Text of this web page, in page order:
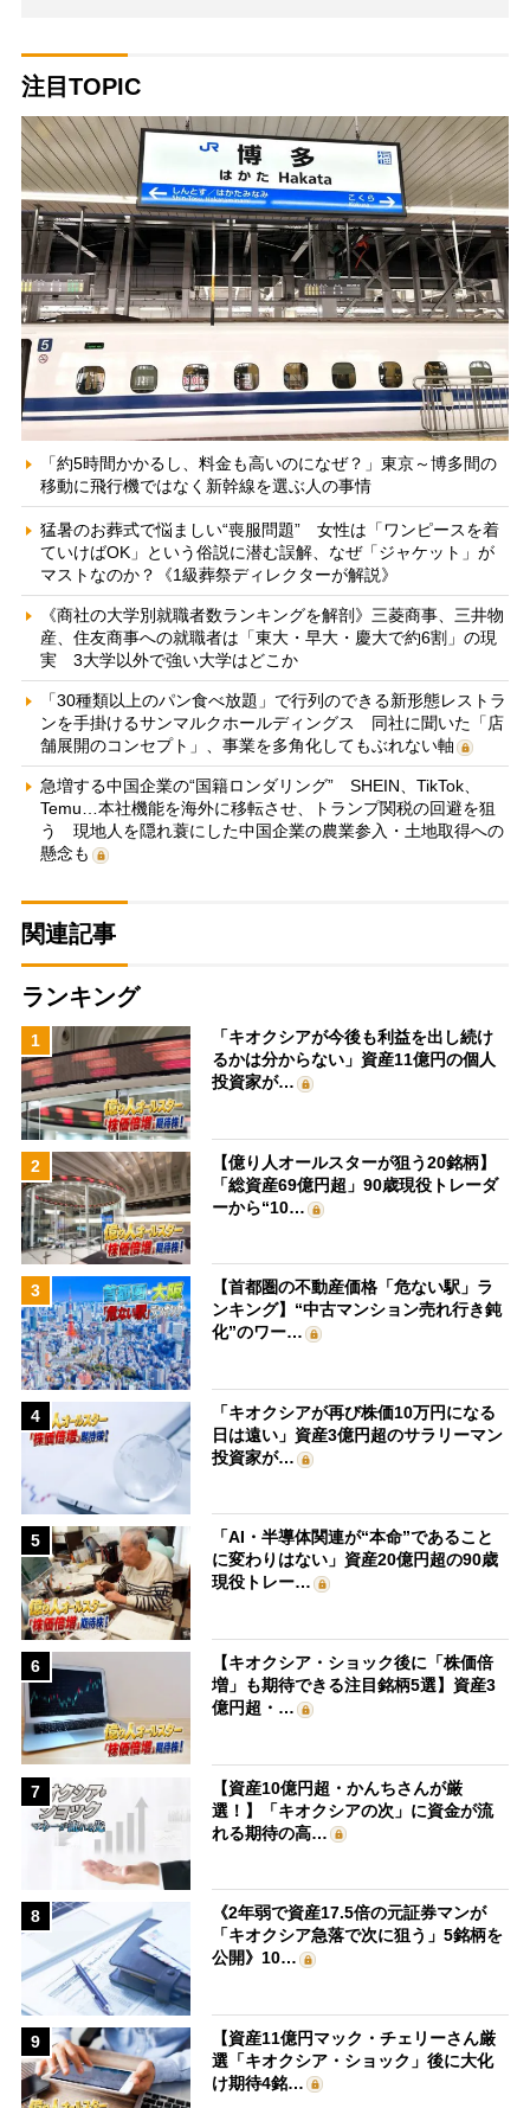
注目TOPIC
「約5時間かかるし、料金も高いのになぜ？」東京～博多間の
移動に飛行機ではなく新幹線を選ぶ人の事情
猛暑のお葬式で悩ましい“喪服問題” 女性は「ワンピースを着
ていけばOK」という俗説に潜む誤解、なぜ「ジャケット」が
マストなのか？《1級葬祭ディレクターが解説》
《商社の大学別就職者数ランキングを解剖》三菱商事、三井物
産、住友商事への就職者は「東大・早大・慶大で約6割」の現
実 3大学以外で強い大学はどこか
「30種類以上のパン食べ放題」で行列のできる新形態レストラ
ンを手掛けるサンマルクホールディングス 同社に聞いた「店
舗展開のコンセプト」、事業を多角化してもぶれない軸
急増する中国企業の“国籍ロンダリング” SHEIN、TikTok、
Temu…本社機能を海外に移転させ、トランプ関税の回避を狙
う 現地人を隠れ蓑にした中国企業の農業参入・土地取得への
懸念も
関連記事
ランキング
1
「キオクシアが今後も利益を出し続け
るかは分からない」資産11億円の個人
投資家が…
2
【億り人オールスターが狙う20銘柄】
「総資産69億円超」90歳現役トレーダ
ーから“10…
3
【首都圏の不動産価格「危ない駅」ラ
ンキング】“中古マンション売れ行き鈍
化”のワー…
4
「キオクシアが再び株価10万円になる
日は遠い」資産3億円超のサラリーマン
投資家が…
5
「AI・半導体関連が“本命”であること
に変わりはない」資産20億円超の90歳
現役トレー…
6
【キオクシア・ショック後に「株価倍
増」も期待できる注目銘柄5選】資産3
億円超・…
7
【資産10億円超・かんちさんが厳
選！】「キオクシアの次」に資金が流
れる期待の高…
8
《2年弱で資産17.5倍の元証券マンが
「キオクシア急落で次に狙う」5銘柄を
公開》10…
9
【資産11億円マック・チェリーさん厳
選「キオクシア・ショック」後に大化
け期待4銘…